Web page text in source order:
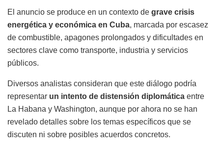
El anuncio se produce en un contexto de grave crisis
energética y económica en Cuba, marcada por escasez
de combustible, apagones prolongados y dificultades en
sectores clave como transporte, industria y servicios
públicos.
Diversos analistas consideran que este diálogo podría
representar un intento de distensión diplomática entre
La Habana y Washington, aunque por ahora no se han
revelado detalles sobre los temas específicos que se
discuten ni sobre posibles acuerdos concretos.